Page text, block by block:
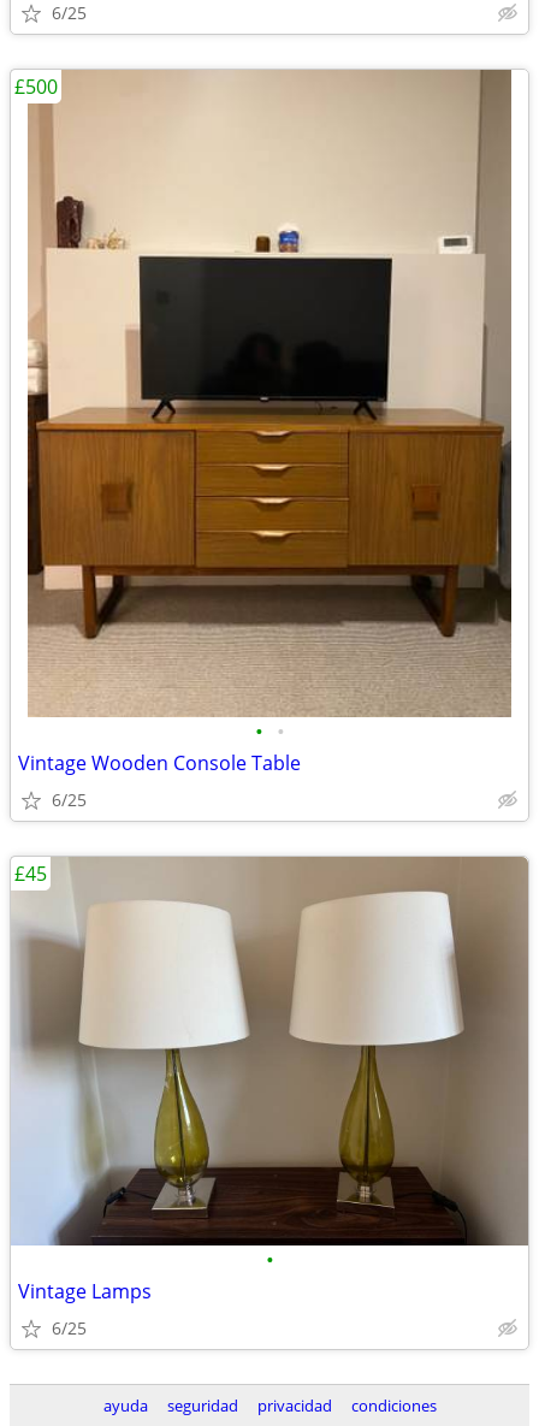
6/25
• •
Vintage Wooden Console Table
6/25
£500
•
Vintage Lamps
6/25
£45
ayuda seguridad privacidad condiciones